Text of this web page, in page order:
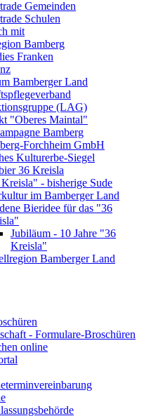
Gemeinden
Schulen
mit
Bamberg
Franken
Bamberger Land
(LAG)
"Oberes Maintal"
Bamberg
Forchheim GmbH
Kulturerbe-Siegel
36 Kreisla
- bisherige Sude
im Bamberger Land
Bieridee für das "36
Jubiläum - 10 Jahre "36
Kreisla"
Bamberger Land
- Formulare-Broschüren
online